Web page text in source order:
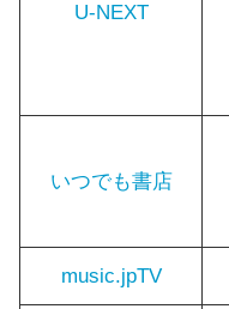
U-NEXT
いつでも書店
music.jpTV